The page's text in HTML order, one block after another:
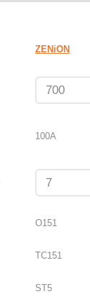
ZENiON
100А
О151
ТС151
ST5